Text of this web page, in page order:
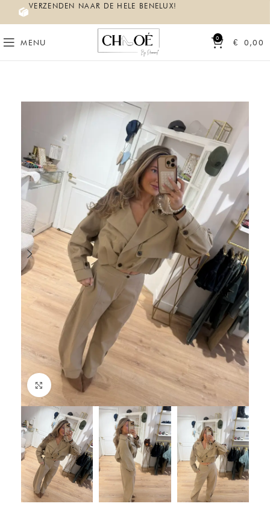
VERZENDEN NAAR DE HELE BENELUX!
MENU 0 € 0,00
Click to enlarge